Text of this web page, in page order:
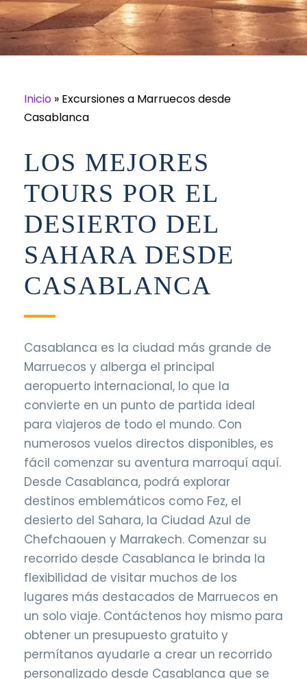
Inicio » Excursiones a Marruecos desde
Casablanca
LOS MEJORES
TOURS POR EL
DESIERTO DEL
SAHARA DESDE
CASABLANCA
Casablanca es la ciudad más grande de
Marruecos y alberga el principal
aeropuerto internacional, lo que la
convierte en un punto de partida ideal
para viajeros de todo el mundo. Con
numerosos vuelos directos disponibles, es
fácil comenzar su aventura marroquí aquí.
Desde Casablanca, podrá explorar
destinos emblemáticos como Fez, el
desierto del Sahara, la Ciudad Azul de
Chefchaouen y Marrakech. Comenzar su
recorrido desde Casablanca le brinda la
flexibilidad de visitar muchos de los
lugares más destacados de Marruecos en
un solo viaje. Contáctenos hoy mismo para
obtener un presupuesto gratuito y
permítanos ayudarle a crear un recorrido
personalizado desde Casablanca que se